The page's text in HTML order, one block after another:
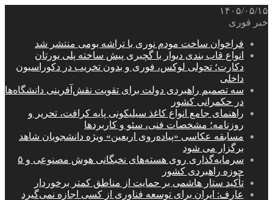
۱۴۰۵/۰۵/۱۵
خبر فوری
فراخوان ساخت مودم نوری با تراشه بومی منتشر شد
انواع قاب بندی دیوار با گچبری پیش ساخته پلی یورتان
دکارت؛ تحولی لوکس، فوری و بدون تخریب در دکوراسیون
داخلی
سه تصمیم راهبردی دولت برای تقویت نقش‌آفرینی دانشگاه‌ها
در حکمرانی کشور
راهنمای جامع انواع کاغذ سیلیکونی پایه کرافت، تحریر و
روزنامه؛ مشخصات فنی، سئو و کاربردها
مسابقه عکاسی «پیاده‌روی اربعین» ویژه دانشجویان شاهد
برگزار می شود
سرمایه‌گذاری روی هسته‌های نخبگانی هوش مصنوعی و ۵
حوزه راهبردی کشور
تأکید ستار هاشمی بر حمایت از مناطق کمتر برخوردار
عارف: ایران برای توسعه فناوری از کسی اجازه نمی‌گیرد